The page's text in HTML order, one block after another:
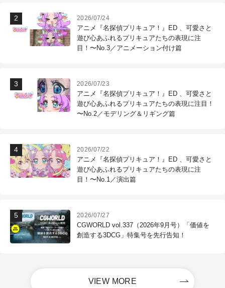
2026/07/24
アニメ『名探偵プリキュア！』ED 、可愛さと
遊び心あふれるプリキュアたちの表現に注
目！〜No.3／アニメーション付け篇
2026/07/23
アニメ『名探偵プリキュア！』ED 、可愛さと
遊び心あふれるプリキュアたちの表現に注目！
〜No.2／モデリング＆リギング篇
2026/07/22
アニメ『名探偵プリキュア！』ED 、可愛さと
遊び心あふれるプリキュアたちの表現に注
目！〜No.1／演出篇
2026/07/27
CGWORLD vol.337（2026年9月号）「価値を
創造する3DCG」特集号を先行告知！
VIEW MORE